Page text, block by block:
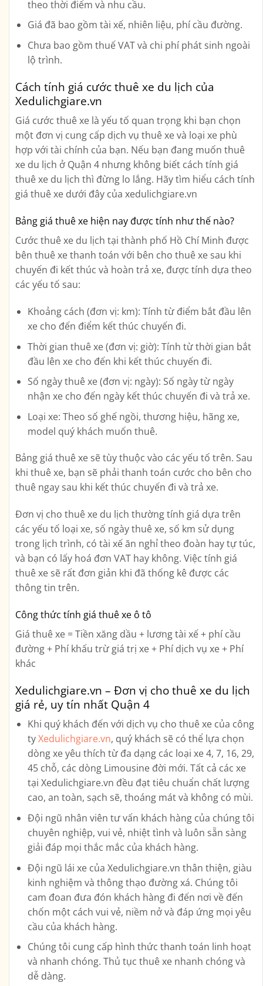
theo thời điểm và nhu cầu.
Giá đã bao gồm tài xế, nhiên liệu, phí cầu đường.
Chưa bao gồm thuế VAT và chi phí phát sinh ngoài
lộ trình.
Cách tính giá cước thuê xe du lịch của
Xedulichgiare.vn
Giá cước thuê xe là yếu tố quan trọng khi bạn chọn
một đơn vị cung cấp dịch vụ thuê xe và loại xe phù
hợp với tài chính của bạn. Nếu bạn đang muốn thuê
xe du lịch ở Quận 4 nhưng không biết cách tính giá
thuê xe du lịch thì đừng lo lắng. Hãy tìm hiểu cách tính
giá thuê xe dưới đây của xedulichgiare.vn
Bảng giá thuê xe hiện nay được tính như thế nào?
Cước thuê xe du lịch tại thành phố Hồ Chí Minh được
bên thuê xe thanh toán với bên cho thuê xe sau khi
chuyến đi kết thúc và hoàn trả xe, được tính dựa theo
các yếu tố sau:
Khoảng cách (đơn vị: km): Tính từ điểm bắt đầu lên
xe cho đến điểm kết thúc chuyến đi.
Thời gian thuê xe (đơn vị: giờ): Tính từ thời gian bắt
đầu lên xe cho đến khi kết thúc chuyến đi.
Số ngày thuê xe (đơn vị: ngày): Số ngày từ ngày
nhận xe cho đến ngày kết thúc chuyến đi và trả xe.
Loại xe: Theo số ghế ngồi, thương hiệu, hãng xe,
model quý khách muốn thuê.
Bảng giá thuê xe sẽ tùy thuộc vào các yếu tố trên. Sau
khi thuê xe, bạn sẽ phải thanh toán cước cho bên cho
thuê ngay sau khi kết thúc chuyến đi và trả xe.
Đơn vị cho thuê xe du lịch thường tính giá dựa trên
các yếu tố loại xe, số ngày thuê xe, số km sử dụng
trong lịch trình, có tài xế ăn nghỉ theo đoàn hay tự túc,
và bạn có lấy hoá đơn VAT hay không. Việc tính giá
thuê xe sẽ rất đơn giản khi đã thống kê được các
thông tin trên.
Công thức tính giá thuê xe ô tô
Giá thuê xe = Tiền xăng dầu + lương tài xế + phí cầu
đường + Phí khấu trừ giá trị xe + Phí dịch vụ xe + Phí
khác
Xedulichgiare.vn – Đơn vị cho thuê xe du lịch
giá rẻ, uy tín nhất Quận 4
Khi quý khách đến với dịch vụ cho thuê xe của công
tyXedulichgiare.vn, quý khách sẽ có thể lựa chọn
dòng xe yêu thích từ đa dạng các loại xe4, 7, 16, 29,
45 chỗ, các dòng Limousine đời mới. Tất cả các xe
tại Xedulichgiare.vn đều đạt tiêu chuẩn chất lượng
cao, an toàn, sạch sẽ, thoáng mát và không có mùi.
Đội ngũ nhân viên tư vấn khách hàng của chúng tôi
chuyên nghiệp, vui vẻ, nhiệt tình và luôn sẵn sàng
giải đáp mọi thắc mắc của khách hàng.
Đội ngũ lái xe của Xedulichgiare.vn thân thiện, giàu
kinh nghiệm và thông thạo đường xá. Chúng tôi
cam đoan đưa đón khách hàng đi đến nơi về đến
chốn một cách vui vẻ, niềm nở và đáp ứng mọi yêu
cầu của khách hàng.
Chúng tôi cung cấp hình thức thanh toán linh hoạt
và nhanh chóng. Thủ tục thuê xe nhanh chóng và
dễ dàng.